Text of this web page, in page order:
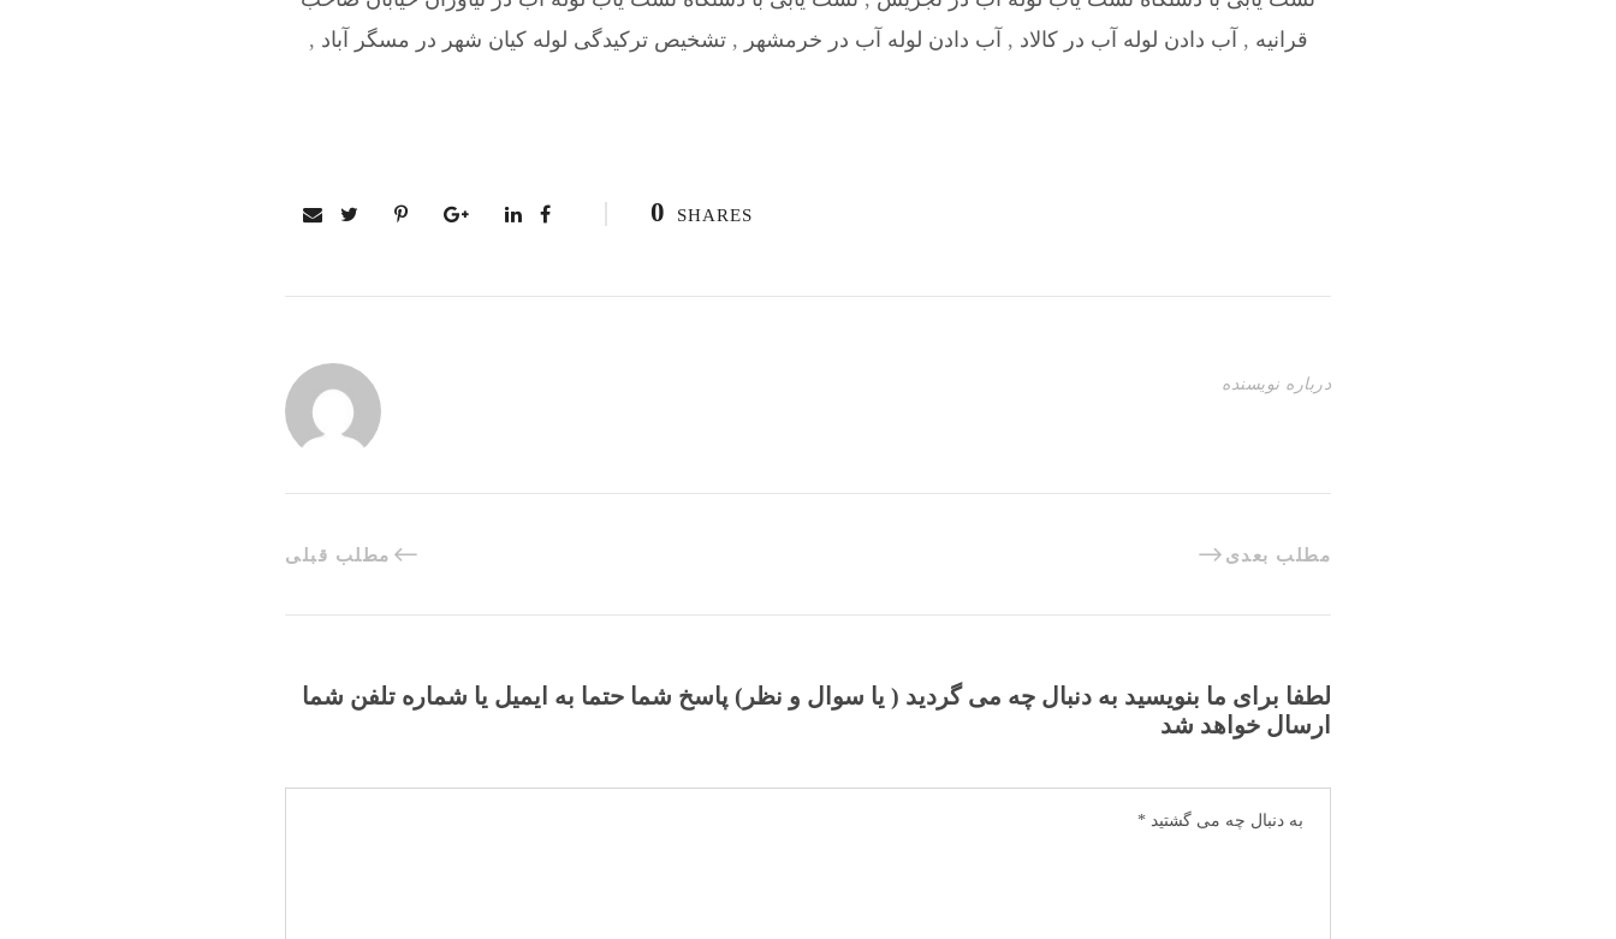
قرانیه , آب دادن لوله آب در کالاد , آب دادن لوله آب در خرمشهر ,تشخیص ترکیدگی لوله کیان شهر در مسگر آباد ,
0 SHARES
درباره نویسنده
مطلب قبلی مطلب بعدی
لطفا برای ما بنویسید به دنبال چه می گردید ( یا سوال و نظر) پاسخ شما حتما به ایمیل یا شماره تلفن شما
ارسال خواهد شد